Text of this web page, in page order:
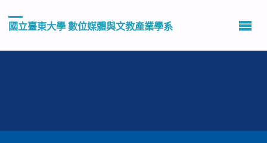
國立臺東大學 數位媒體與文教產業學系